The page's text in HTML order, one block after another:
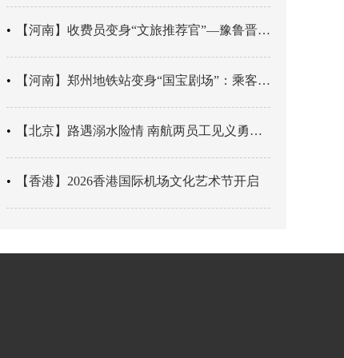
【河南】收费员变身“文旅推荐官”—豫鲁晋四地市交旅融合让游客一下高速就“入戏”
【河南】郑州地铁站变身“国宝剧场”：乘客刚出车厢，就“入戏”千年
【北京】路遇溺水险情 南航两员工见义勇为科学施救
【香港】2026香港国际机场文化艺术节开启